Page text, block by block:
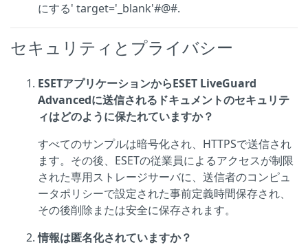
にする' target='_blank'#@#.
セキュリティとプライバシー
ESETアプリケーションからESET LiveGuard
Advancedに送信されるドキュメントのセキュリテ
ィはどのように保たれていますか？
すべてのサンプルは暗号化され、HTTPSで送信され
ます。その後、ESETの従業員によるアクセスが制限
された専用ストレージサーバに、送信者のコンピュ
ータポリシーで設定された事前定義時間保存され、
その後削除または安全に保存されます。
情報は匿名化されていますか？